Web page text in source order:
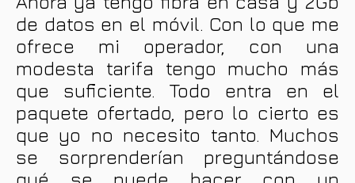
de datos en el móvil. Con lo que me
ofrece mi operador, con una
modesta tarifa tengo mucho más
que suficiente. Todo entra en el
paquete ofertado, pero lo cierto es
que yo no necesito tanto. Muchos
se sorprenderían preguntándose